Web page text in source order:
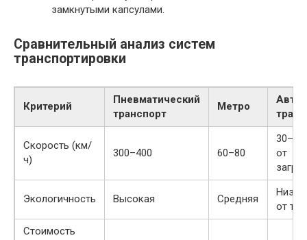
замкнутыми капсулами.
Сравнительный анализ систем
транспортировки
Критерий
Пневматический
транспорт
Метро
Скорость (км/
ч)
300–400 60–80
от
Экологичность Высокая Средняя
от
Стоимость